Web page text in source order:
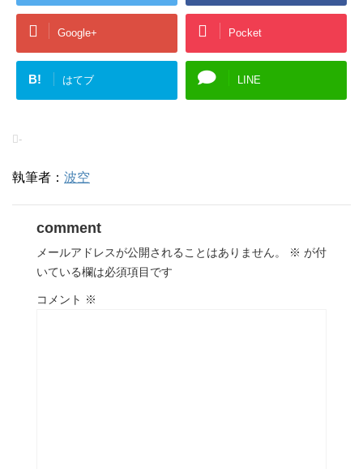
Google+ Pocket
B! はてブ LINE
-
執筆者： 波空
comment
メールアドレスが公開されることはありません。 ※ が付
いている欄は必須項目です
コメント ※